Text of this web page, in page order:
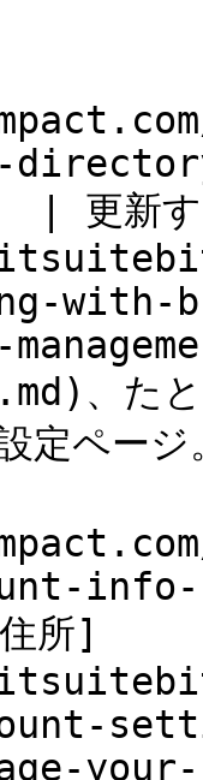
新す
with-
たと
* 設定
所]